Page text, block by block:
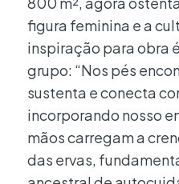
figura feminina e a
inspiração para obra
grupo: “Nos pés
sustenta e conecta
incorporando nosso
mãos carregam a
das ervas,